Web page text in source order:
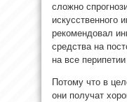
сложно
искусственного
рекомендовал
средства на
на все
Потому что в
они получат